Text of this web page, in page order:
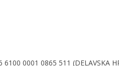
0001 0865 511 (DELAVSKA